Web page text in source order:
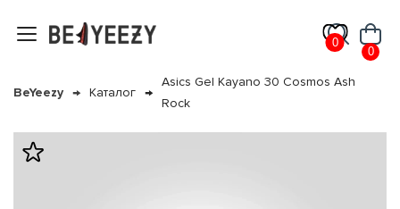
0
0
BeYeezy Каталог
Asics Gel Kayano 30 Cosmos Ash
Rock